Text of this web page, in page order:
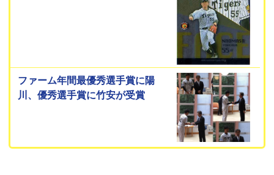
ファーム年間最優秀選手賞に陽
川、優秀選手賞に竹安が受賞